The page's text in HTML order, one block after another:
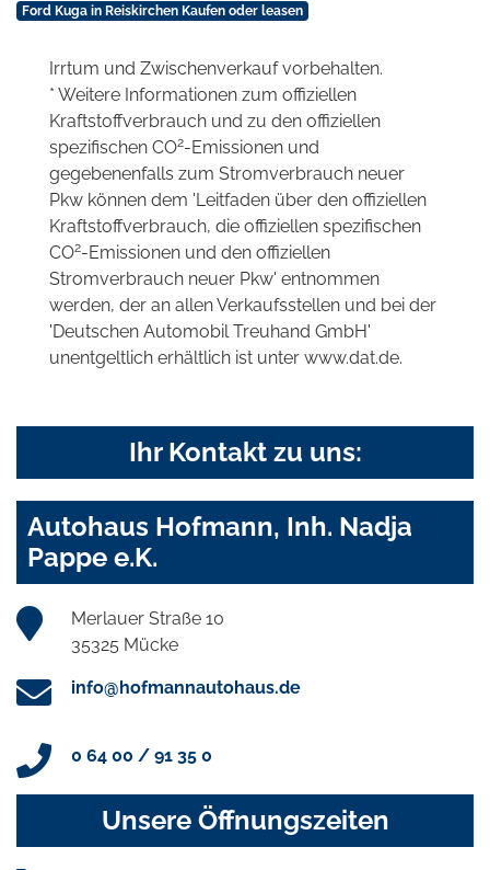
Ford Kuga in Reiskirchen Kaufen oder leasen
Irrtum und Zwischenverkauf vorbehalten.
* Weitere Informationen zum offiziellen
Kraftstoffverbrauch und zu den offiziellen
spezifischen CO2-Emissionen und
gegebenenfalls zum Stromverbrauch neuer
Pkw können dem 'Leitfaden über den offiziellen
Kraftstoffverbrauch, die offiziellen spezifischen
CO2-Emissionen und den offiziellen
Stromverbrauch neuer Pkw' entnommen
werden, der an allen Verkaufsstellen und bei der
'Deutschen Automobil Treuhand GmbH'
unentgeltlich erhältlich ist unter www.dat.de.
Ihr Kontakt zu uns:
Autohaus Hofmann, Inh. Nadja
Pappe e.K.
Merlauer Straße 10
35325 Mücke
info@hofmannautohaus.de
0 64 00 / 91 35 0
Unsere Öffnungszeiten